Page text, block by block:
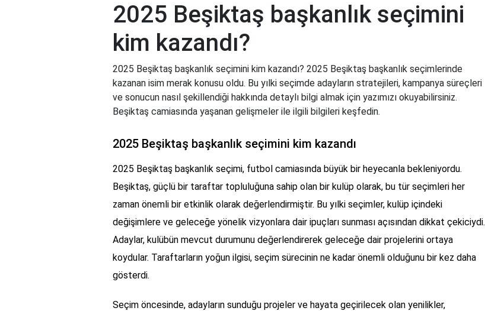
2025 Beşiktaş başkanlık seçimini
kim kazandı?
2025 Beşiktaş başkanlık seçimini kim kazandı? 2025 Beşiktaş başkanlık seçimlerinde
kazanan isim merak konusu oldu. Bu yılki seçimde adayların stratejileri, kampanya süreçleri
ve sonucun nasıl şekillendiği hakkında detaylı bilgi almak için yazımızı okuyabilirsiniz.
Beşiktaş camiasında yaşanan gelişmeler ile ilgili bilgileri keşfedin.
2025 Beşiktaş başkanlık seçimini kim kazandı
2025 Beşiktaş başkanlık seçimi, futbol camiasında büyük bir heyecanla bekleniyordu.
Beşiktaş, güçlü bir taraftar topluluğuna sahip olan bir kulüp olarak, bu tür seçimleri her
zaman önemli bir etkinlik olarak değerlendirmiştir. Bu yılki seçimler, kulüp içindeki
değişimlere ve geleceğe yönelik vizyonlara dair ipuçları sunması açısından dikkat çekiciydi.
Adaylar, kulübün mevcut durumunu değerlendirerek geleceğe dair projelerini ortaya
koydular. Taraftarların yoğun ilgisi, seçim sürecinin ne kadar önemli olduğunu bir kez daha
gösterdi.
Seçim öncesinde, adayların sunduğu projeler ve hayata geçirilecek olan yenilikler,